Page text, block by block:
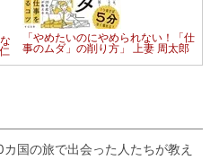
「やめたいのにやめられない！「仕
事のムダ」の削り方」 上妻 周太郎
カ国の旅で出会った人たちが教え